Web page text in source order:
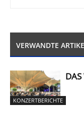
VERWANDTE
KONZERTBERICHTE